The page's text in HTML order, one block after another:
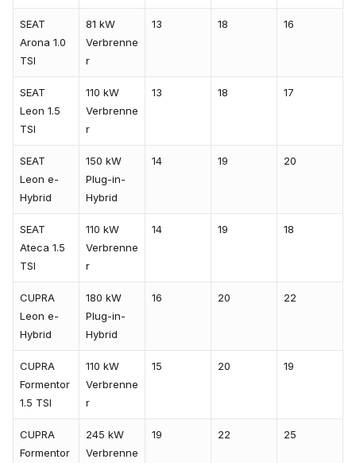
SEAT
Arona 1.0
TSI
81 kW
Verbrenne
r
13 18 16
SEAT
Leon 1.5
TSI
110 kW
Verbrenne
r
13 18 17
SEAT
Leon e-
Hybrid
150 kW
Plug-in-
Hybrid
14 19 20
SEAT
Ateca 1.5
TSI
110 kW
Verbrenne
r
14 19 18
CUPRA
Leon e-
Hybrid
180 kW
Plug-in-
Hybrid
16 20 22
CUPRA
Formentor
1.5 TSI
110 kW
Verbrenne
r
15 20 19
CUPRA
Formentor
245 kW
Verbrenne
19 22 25